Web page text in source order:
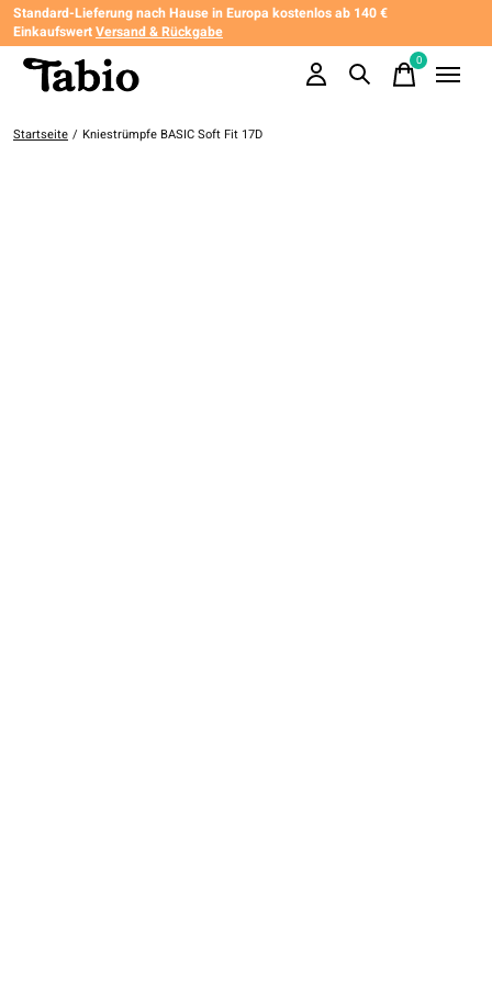
Standard-Lieferung nach Hause in Europa kostenlos ab 140 €
EinkaufswertVersand & Rückgabe
0items
Startseite / Kniestrümpfe BASIC Soft Fit 17D